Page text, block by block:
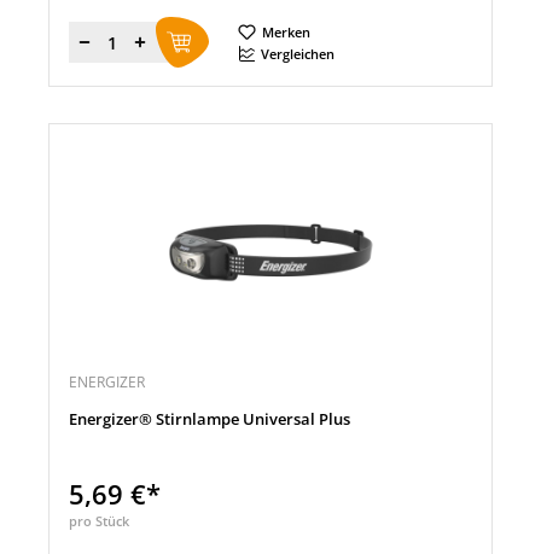
Menge
Merken
Vergleichen
ENERGIZER
Energizer® Stirnlampe Universal Plus
5,69 €*
pro Stück